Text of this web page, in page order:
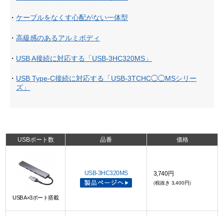
・ケーブルをなくす心配がない一体型
・高級感のあるアルミボディ
・ USB A接続に対応する「USB-3HC320MS」
・ USB Type-C接続に対応する「USB-3TCHC◯◯MSシリー
ズ」
USBポート数 品番 価格
USB A×3ポート搭載
USB-3HC320MS 3,740円
（税抜き 3,400円）